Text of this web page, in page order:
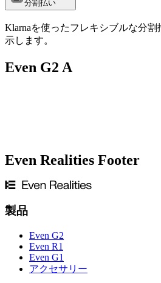
分割払い
Klarnaを使ったフレキシブルな分
示します。
Even G2 A
は、パートナーの眼鏡店で累進レ
Even Realities Footer
製品
Even G2
Even R1
Even G1
アクセサリー